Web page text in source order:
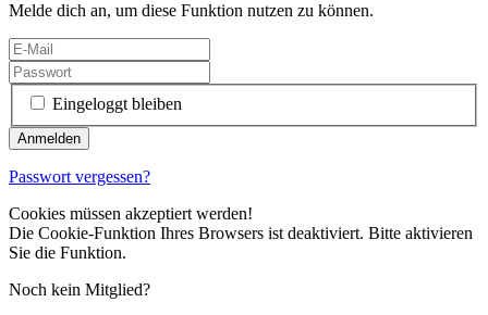
Melde dich an, um diese Funktion nutzen zu können.
Eingeloggt bleiben
Passwort vergessen?
Cookies müssen akzeptiert werden!
Die Cookie-Funktion Ihres Browsers ist deaktiviert. Bitte aktivieren
Sie die Funktion.
Noch kein Mitglied?